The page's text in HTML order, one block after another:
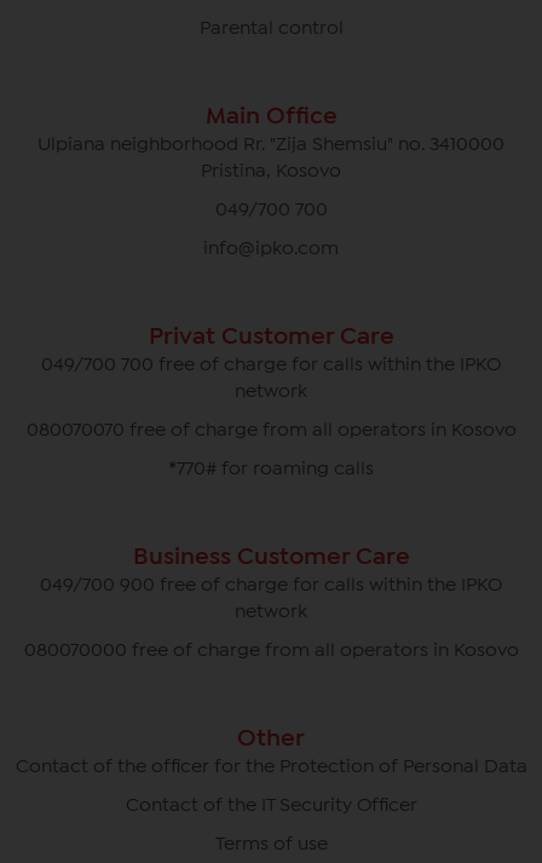
Parental control
Main Office
Ulpiana neighborhood Rr. "Zija Shemsiu" no. 3410000
Pristina, Kosovo
049/700 700
info@ipko.com
Privat Customer Care
049/700 700 free of charge for calls within the IPKO
network
080070070 free of charge from all operators in Kosovo
*770# for roaming calls
Business Customer Care
049/700 900 free of charge for calls within the IPKO
network
080070000 free of charge from all operators in Kosovo
Other
Contact of the officer for the Protection of Personal Data
Contact of the IT Security Officer
Terms of use